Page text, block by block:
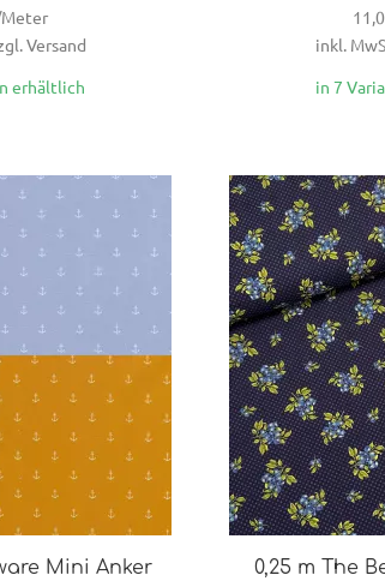
Versand
erhältlich
inkl.
in 7
Mini Anker
0,25 m The